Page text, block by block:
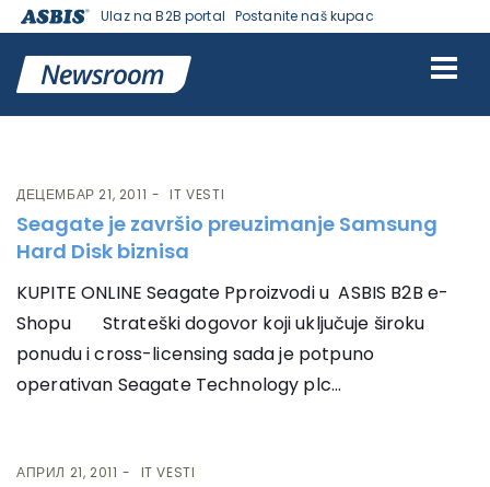
Ulaz na B2B portal Postanite naš kupac
Ознака:Samsung
ДЕЦЕМБАР 21, 2011 IT VESTI
Seagate je završio preuzimanje Samsung
Hard Disk biznisa
KUPITE ONLINE Seagate Pproizvodi u ASBIS B2B e-
Shopu Strateški dogovor koji uključuje široku
ponudu i cross-licensing sada je potpuno
operativan Seagate Technology plc...
АПРИЛ 21, 2011 IT VESTI